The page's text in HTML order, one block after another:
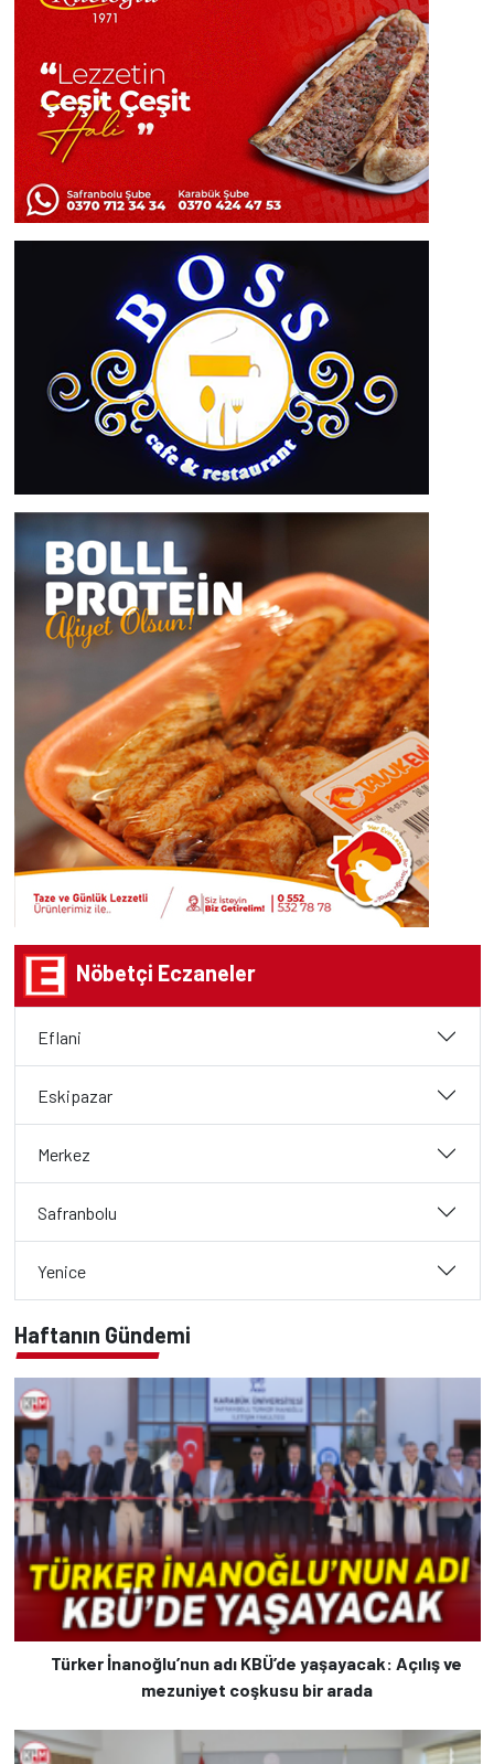
Nöbetçi Eczaneler
Eflani
Eskipazar
Merkez
Safranbolu
Yenice
Haftanın Gündemi
Türker İnanoğlu’nun adı KBÜ’de yaşayacak: Açılış ve
mezuniyet coşkusu bir arada